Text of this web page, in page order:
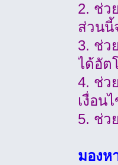
2. ช่ว
ส่วนนี้
3. ช่ว
ได้อัต
4. ช่ว
เงื่อน
5. ช่ว
มองห